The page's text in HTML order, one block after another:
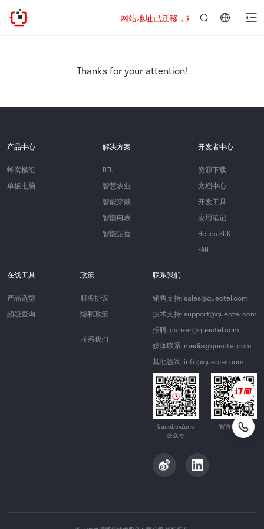
网站地址已迁移，欢迎访问新址：
Thanks for your attention!
产品中心
蜂窝模组
单板电脑
解决方案
DTU
智慧农业
智能穿戴
智能电表
智能定位
开发者中心
资源下载
文档中心
开发工具
应用笔记
Helios SDK
FAQ
在线工具
产品选型
频段查询
政策
服务协议
隐私政策
联系我们
联系我们
销售支持: sales@quectel.com
技术支持: support@quectel.com
招聘: career@quectel.com
媒体联系: media@quectel.com
其他咨询: info@quectel.com
QuecDevZone
公众号
官方公众号